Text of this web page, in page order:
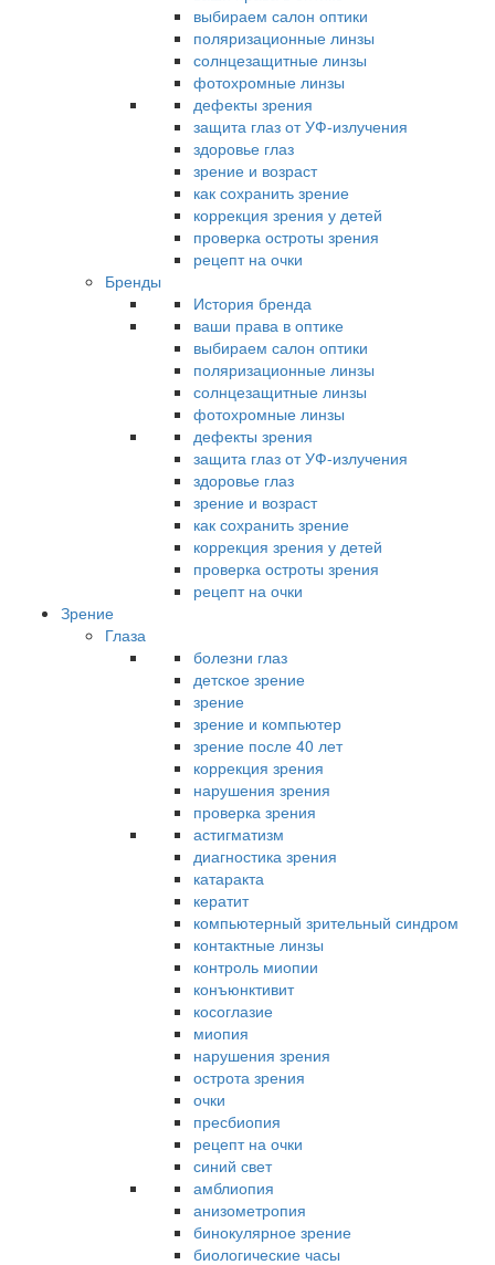
выбираем салон оптики
поляризационные линзы
солнцезащитные линзы
фотохромные линзы
дефекты зрения
защита глаз от УФ-излучения
здоровье глаз
зрение и возраст
как сохранить зрение
коррекция зрения у детей
проверка остроты зрения
рецепт на очки
Бренды
История бренда
ваши права в оптике
выбираем салон оптики
поляризационные линзы
солнцезащитные линзы
фотохромные линзы
дефекты зрения
защита глаз от УФ-излучения
здоровье глаз
зрение и возраст
как сохранить зрение
коррекция зрения у детей
проверка остроты зрения
рецепт на очки
Зрение
Глаза
болезни глаз
детское зрение
зрение
зрение и компьютер
зрение после 40 лет
коррекция зрения
нарушения зрения
проверка зрения
астигматизм
диагностика зрения
катаракта
кератит
компьютерный зрительный синдром
контактные линзы
контроль миопии
конъюнктивит
косоглазие
миопия
нарушения зрения
острота зрения
очки
пресбиопия
рецепт на очки
синий свет
амблиопия
анизометропия
бинокулярное зрение
биологические часы